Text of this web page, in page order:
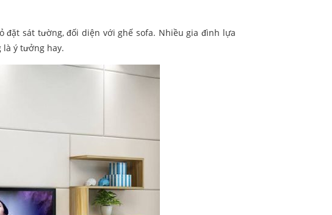
sát tường, đối diện với ghế sofa. Nhiều gia đình lựa
là ý tưởng hay.